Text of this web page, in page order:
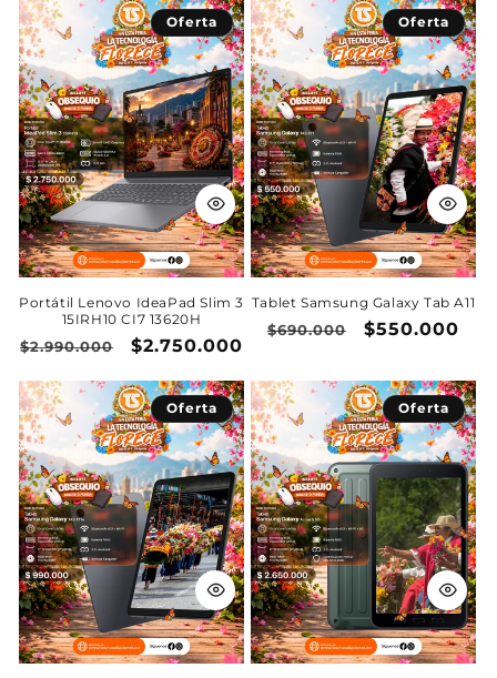
oferta
oferta
Oferta
Portátil Lenovo IdeaPad Slim 3
15IRH10 CI7 13620H
Precio
$2.990.000
Precio
oferta
$2.750.000
Oferta
Tablet Samsung Galaxy Tab A11
Precio
$690.000
Precio
oferta
$550.000
Oferta Oferta